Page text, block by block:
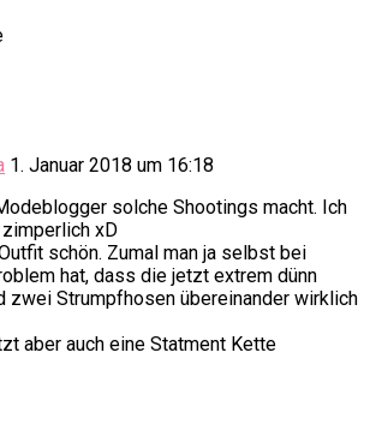
1. Januar 2018 um 16:18
solche Shootings macht. Ich
xD
schön. Zumal man ja selbst bei
hat, dass die jetzt extrem dünn
zwei Strumpfhosen übereinander wirklich
aber auch eine Statment Kette